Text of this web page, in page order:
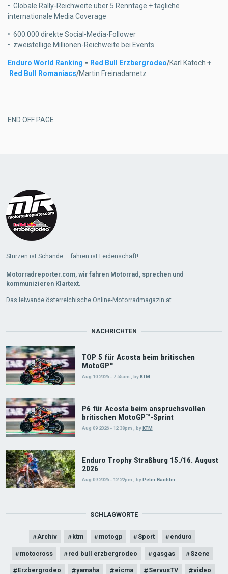
•⁠ ⁠Globale Rally-Reichweite über 5 Renntage + tägliche
internationale Media Coverage
•⁠ ⁠600.000 direkte Social-Media-Follower
•⁠ ⁠zweistellige Millionen-Reichweite bei Events
Enduro World Ranking = Red Bull Erzbergrodeo/Karl Katoch +
Red Bull Romaniacs/Martin Freinadametz
END OFF PAGE
Stürzen ist Schande – fahren ist Leidenschaft!
Motorradreporter.com, wir fahren Motorrad, sprechen und
kommunizieren Klartext.
Das leiwande österreichische Online-Motorradmagazin.at
NACHRICHTEN
TOP 5 für Acosta beim britischen
MotoGP™
Aug 10 2026 - 7:55am byKTM
P6 für Acosta beim anspruchsvollen
britischen MotoGP™-Sprint
Aug 09 2026 - 12:38pm byKTM
Enduro Trophy Straßburg 15./16. August
2026
Aug 09 2026 - 12:22pm byPeter Bachler
SCHLAGWORTE
Archiv ktm motogp Sport enduro
motocross red bull erzbergrodeo gasgas Szene
Erzbergrodeo yamaha eicma ServusTV video